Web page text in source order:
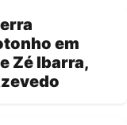
em
Zé Ibarra,